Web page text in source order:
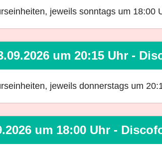
jeweils sonntags um 18:00
um 20:15 Uhr -
jeweils donnerstags um
um 18:00 Uhr -